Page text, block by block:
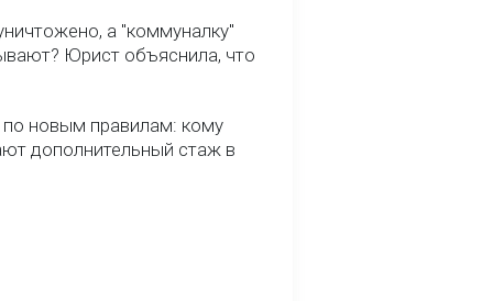
а "коммуналку"
Юрист объяснила, что
новым правилам: кому
дополнительный стаж в